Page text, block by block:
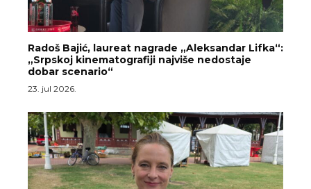
Radoš Bajić, laureat nagrade „Aleksandar Lifka“:
„Srpskoj kinematografiji najviše nedostaje
dobar scenario“
23. jul 2026.